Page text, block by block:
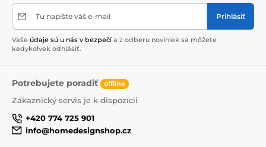
Tu napíšte váš e-mail Prihlásiť
Vaše údaje sú u nás v bezpečí a z odberu noviniek sa môžete
kedykoľvek odhlásiť.
Potrebujete poradiť offline
Zákaznický servis je k dispozícii
+420 774 725 901
info@homedesignshop.cz